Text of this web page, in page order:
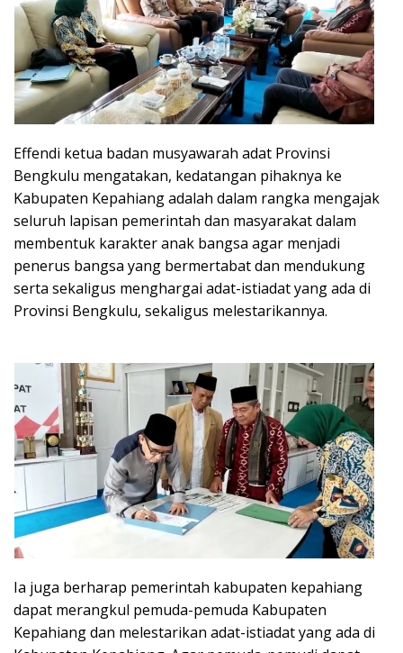
Effendi ketua badan musyawarah adat Provinsi
Bengkulu mengatakan, kedatangan pihaknya ke
Kabupaten Kepahiang adalah dalam rangka mengajak
seluruh lapisan pemerintah dan masyarakat dalam
membentuk karakter anak bangsa agar menjadi
penerus bangsa yang bermertabat dan mendukung
serta sekaligus menghargai adat-istiadat yang ada di
Provinsi Bengkulu, sekaligus melestarikannya.
Ia juga berharap pemerintah kabupaten kepahiang
dapat merangkul pemuda-pemuda Kabupaten
Kepahiang dan melestarikan adat-istiadat yang ada di